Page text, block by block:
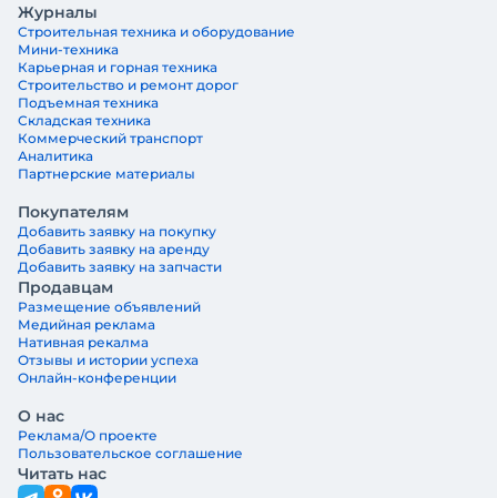
Журналы
Строительная техника и оборудование
Мини-техника
Карьерная и горная техника
Строительство и ремонт дорог
Подъемная техника
Складская техника
Коммерческий транспорт
Аналитика
Партнерские материалы
Покупателям
Добавить заявку на покупку
Добавить заявку на аренду
Добавить заявку на запчасти
Продавцам
Размещение объявлений
Медийная реклама
Нативная рекалма
Отзывы и истории успеха
Онлайн-конференции
О нас
Реклама/О проекте
Пользовательское соглашение
Читать нас